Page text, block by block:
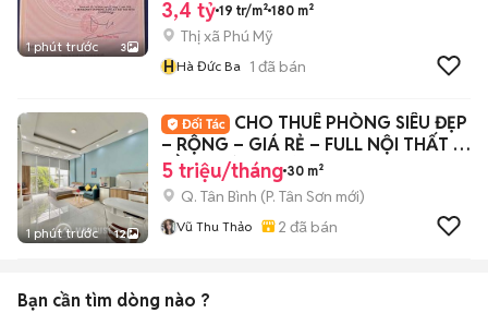
1 phút trước 3
3,4 tỷ 19 tr/m² 180 m²
Thị xã Phú Mỹ
HHà Đức Ba 1 đã bán
1 phút trước 12
CHO THUÊ PHÒNG SIÊU ĐẸP
– RỘNG – GIÁ RẺ – FULL NỘI THẤT –
GẦN ĐƯỜNG CỘ
5 triệu/tháng 30 m²
Q. Tân Bình (P. Tân Sơn mới)
Vũ Thu Thảo 2 đã bán
Bạn cần tìm dòng nào ?